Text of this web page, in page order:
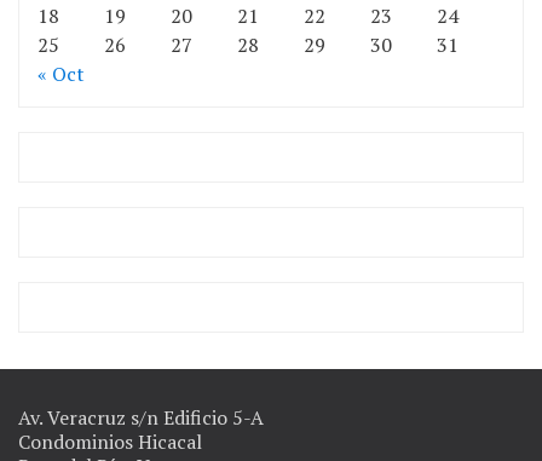
18
19 20 21 22 23
24
25
26 27 28 29 30
31
« Oct
Av. Veracruz s/n Edificio 5-A
Condominios Hicacal